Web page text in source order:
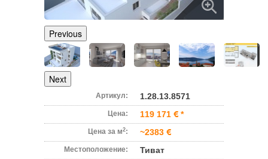
Previous
Next
Артикул: 1.28.13.8571
Цена: 119 171 *
Цена за м2: ~2383
Местоположение: Тиват